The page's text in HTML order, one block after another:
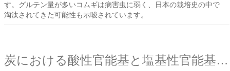
す。グルテン量が多いコムギは病害虫に弱く、日本の栽培史の中で
淘汰されてきた可能性も示唆されています。
炭における酸性官能基と塩基性官能基は何だ？